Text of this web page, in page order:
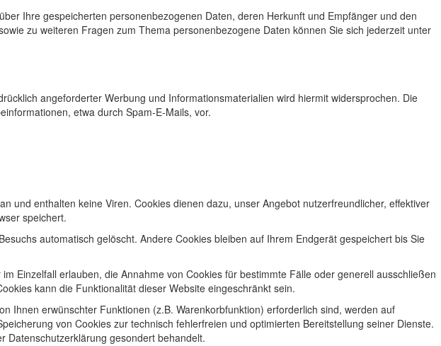
Ihre gespeicherten personenbezogenen Daten, deren Herkunft und Empfänger und den
zu weiteren Fragen zum Thema personenbezogene Daten können Sie sich jederzeit unter
angeforderter Werbung und Informationsmaterialien wird hiermit widersprochen. Die
etwa durch Spam-E-Mails, vor.
und enthalten keine Viren. Cookies dienen dazu, unser Angebot nutzerfreundlicher, effektiver
speichert.
automatisch gelöscht. Andere Cookies bleiben auf Ihrem Endgerät gespeichert bis Sie
Einzelfall erlauben, die Annahme von Cookies für bestimmte Fälle oder generell ausschließen
kann die Funktionalität dieser Website eingeschränkt sein.
Ihnen erwünschter Funktionen (z.B. Warenkorbfunktion) erforderlich sind, werden auf
von Cookies zur technisch fehlerfreien und optimierten Bereitstellung seiner Dienste.
Datenschutzerklärung gesondert behandelt.